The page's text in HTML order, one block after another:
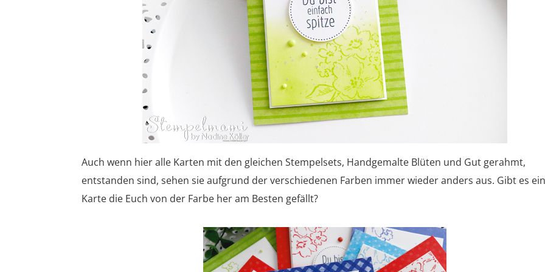
Auch wenn hier alle Karten mit den gleichen Stempelsets, Handgemalte Blüten und Gut gerahmt,
entstanden sind, sehen sie aufgrund der verschiedenen Farben immer wieder anders aus. Gibt es
Karte die Euch von der Farbe her am Besten gefällt?